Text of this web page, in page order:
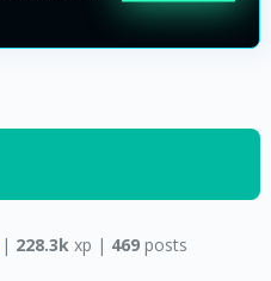
| 228.3k xp | 469posts